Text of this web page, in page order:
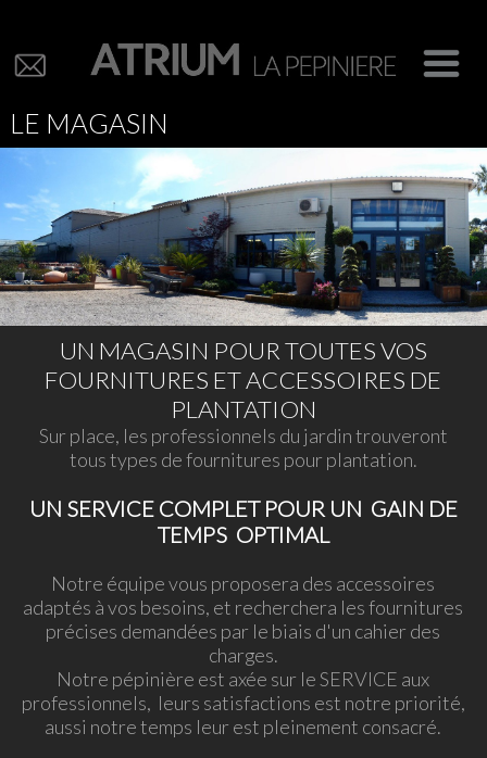
LE MAGASIN
UN MAGASIN POUR TOUTES VOS
FOURNITURES ET ACCESSOIRES DE
PLANTATION
Sur place, les professionnels du jardin trouveront
tous types de fournitures pour plantation.
UN SERVICE COMPLET POUR UN GAIN DE
TEMPS OPTIMAL
Notre équipe vous proposera des accessoires
adaptés à vos besoins, et recherchera les fournitures
précises demandées par le biais d'un cahier des
charges.
Notre pépinière est axée sur le SERVICE aux
professionnels, leurs satisfactions est notre priorité,
aussi notre temps leur est pleinement consacré.